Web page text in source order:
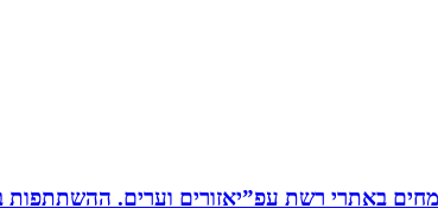
באתרי רשת עפ”יאזורים וערים.